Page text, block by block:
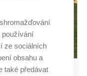
fyzickou kondicí.
používání
ze sociálních
obsahu a
také předávat